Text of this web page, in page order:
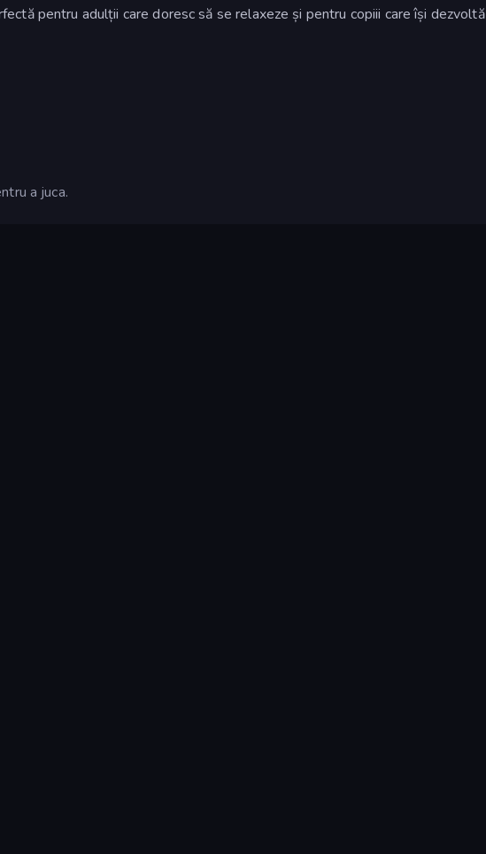
pentru adulții care doresc să se relaxeze și pentru copiii care își dezvoltă
a juca.